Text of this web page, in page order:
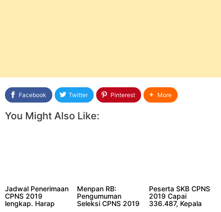
Facebook Twitter Pinterest More
You Might Also Like:
Jadwal Penerimaan
CPNS 2019
lengkap. Harap
Menpan RB:
Pengumuman
Seleksi CPNS 2019
Peserta SKB CPNS
2019 Capai
336.487, Kepala